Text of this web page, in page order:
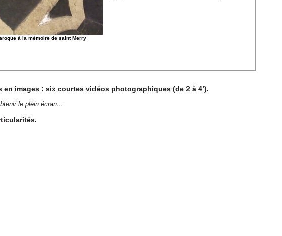
à la mémoire de saint Merry
images : six courtes vidéos photographiques (de 2 à 4’).
le plein écran…